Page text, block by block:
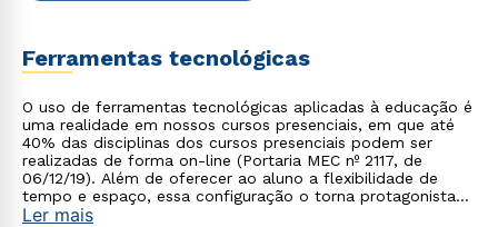
Ferramentas tecnológicas
O uso de ferramentas tecnológicas aplicadas à educação é
uma realidade em nossos cursos presenciais, em que até
40% das disciplinas dos cursos presenciais podem ser
realizadas de forma on-line (Portaria MEC nº 2117, de
06/12/19). Além de oferecer ao aluno a flexibilidade de
tempo e espaço, essa configuração o torna protagonista
no processo de construção do seu conhecimento.
Ler mais
Rápido e fácil
WhatsApp
ou